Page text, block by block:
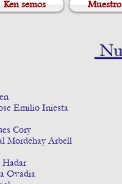
Ken semos
Emilio Iniesta
Cory
Mordehay Arbell
Hadar
Ovadia